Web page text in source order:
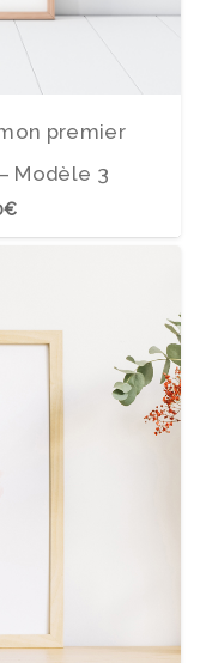
premier
Modèle 3